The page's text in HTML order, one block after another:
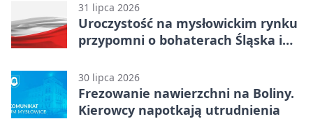
31 lipca 2026
Uroczystość na mysłowickim rynku
przypomni o bohaterach Śląska i
30 lipca 2026
Frezowanie nawierzchni na Boliny.
Kierowcy napotkają utrudnienia